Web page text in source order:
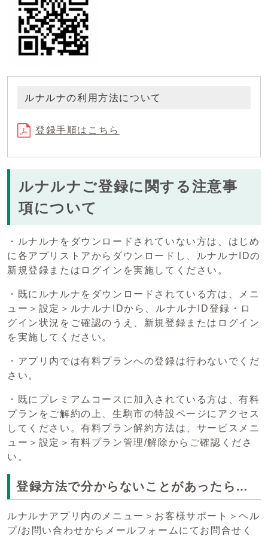
ルナルナの利用方法について
登録手順はこちら
ルナルナご登録に関する注意事
項について
・ルナルナをダウンロードされていない方は、はじめ
に各アプリストアからダウンロードし、ルナルナIDの
新規登録またはログインを実施してください。
・既にルナルナをダウンロードされている方は、メニ
ュー＞設定＞ルナルナIDから、ルナルナID登録・ロ
グイン状況をご確認のうえ、新規登録またはログイン
を実施してください。
・アプリ内では有料プランへの登録は行わないでくだ
さい。
・既にプレミアムコースに加入されている方は、有料
プランをご解約の上、生駒市の特設ページにアクセス
してください。有料プラン解約方法は、サービスメニ
ュー＞設定＞有料プラン管理/解除からご確認くださ
い。
登録方法で分からないことがあったら…
ルナルナアプリ内のメニュー＞お客様サポート＞ヘル
プ/お問い合わせからメールフォームにてお問合せく